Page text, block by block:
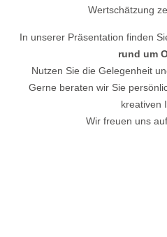
Wertschätzung
In unserer Präsentation finden
rund um
Nutzen Sie die Gelegenheit
Gerne beraten wir Sie
kreativen
Wir freuen uns